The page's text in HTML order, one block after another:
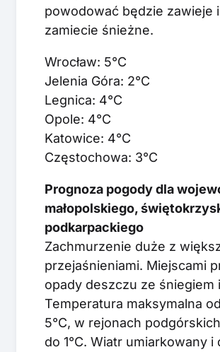
powodować będzie zawieje i
zamiecie śnieżne.
Wrocław: 5°C
Jelenia Góra: 2°C
Legnica: 4°C
Opole: 4°C
Katowice: 4°C
Częstochowa: 3°C
Prognoza pogody dla
małopolskiego,
podkarpackiego
Zachmurzenie duże z
przejaśnieniami. Miejscami
opady deszczu ze śniegiem
Temperatura maksymalna
5°C, w rejonach
do 1°C. Wiatr umiarkowany i